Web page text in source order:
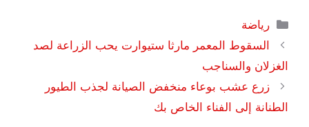
التصنيفات
رياضة
السقوط المعمر مارثا ستيوارت يحب الزراعة لصد
الغزلان والسناجب
زرع عشب بوعاء منخفض الصيانة لجذب الطيور
الطنانة إلى الفناء الخاص بك